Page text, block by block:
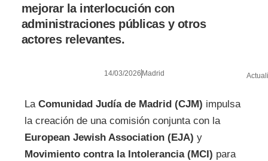
mejorar la interlocución con
administraciones públicas y otros
actores relevantes.
14/03/2026 Madrid
La Comunidad Judía de Madrid (CJM) impulsa
la creación de una comisión conjunta con la
European Jewish Association (EJA) y
Movimiento contra la Intolerancia (MCI) para